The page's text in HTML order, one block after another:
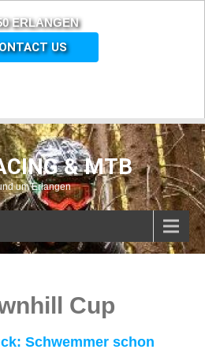
ERLANGEN
US
& MTB
um Erlangen
Cup
Schwemmer schon